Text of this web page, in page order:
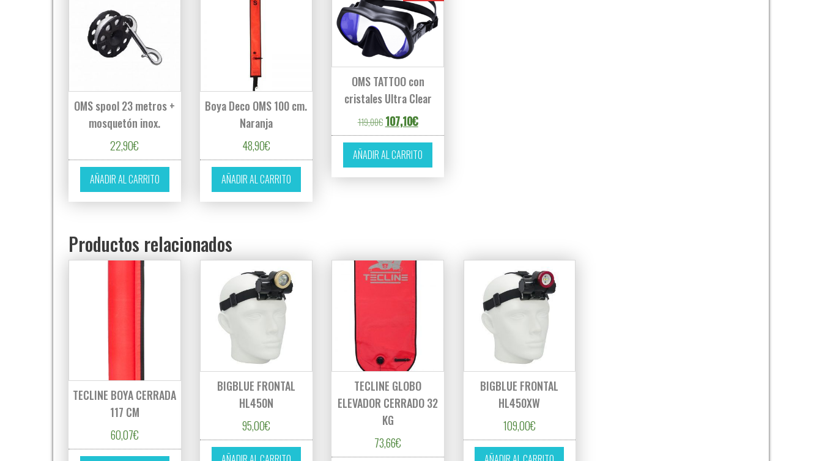
OMS spool 23 metros +
mosquetón inox.
22,90€
AÑADIR AL CARRITO
Boya Deco OMS 100 cm.
Naranja
48,90€
AÑADIR AL CARRITO
OMS TATTOO con
cristales Ultra Clear
119,00€ El precio original era: 119,00€.
107,10€El precio actual es: 107,10€.
AÑADIR AL CARRITO
Productos relacionados
TECLINE BOYA CERRADA
117 CM
60,07€
BIGBLUE FRONTAL
HL450N
95,00€
TECLINE GLOBO
ELEVADOR CERRADO 32
KG
73,66€
BIGBLUE FRONTAL
HL450XW
109,00€